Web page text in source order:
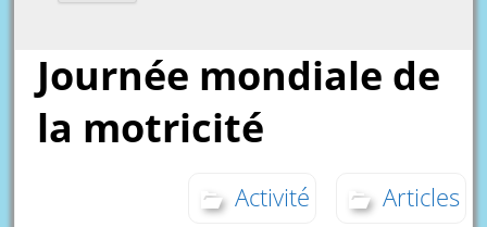
Journée mondiale de
la motricité
Activité Articles